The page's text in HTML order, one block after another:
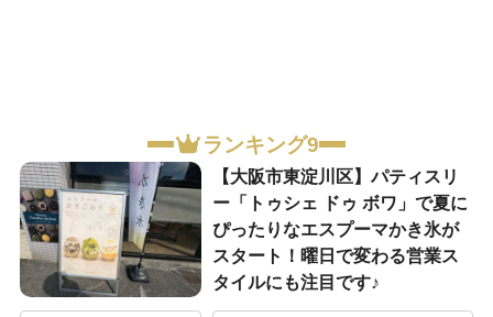
ランキング9
【大阪市東淀川区】パティスリ
ー「トゥシェ ドゥ ボワ」で夏に
ぴったりなエスプーマかき氷が
スタート！曜日で変わる営業ス
タイルにも注目です♪